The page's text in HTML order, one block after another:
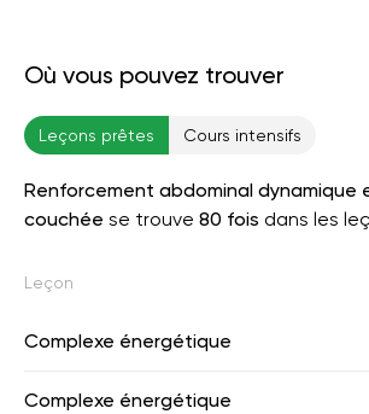
Où vous pouvez trouver
Leçons prêtes Cours intensifs
Renforcement abdominal dynamique
couchée se trouve 80 fois dans les
Leçon
Complexe énergétique
Complexe énergétique